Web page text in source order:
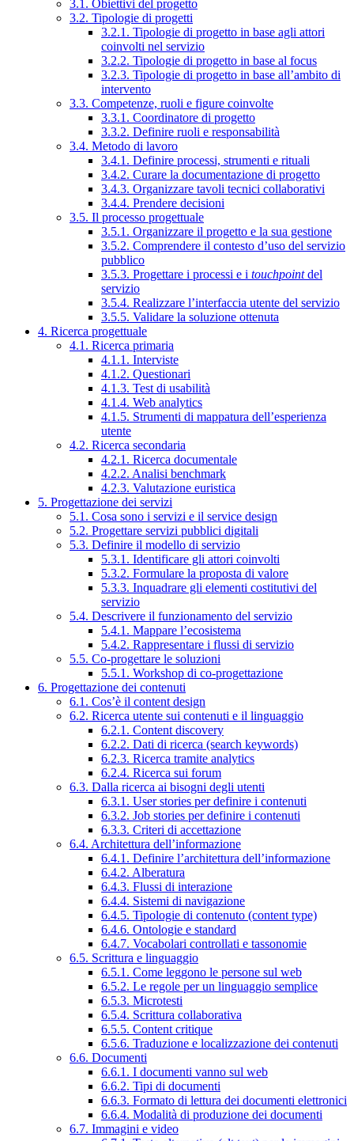
3.1. Obiettivi del progetto
3.2. Tipologie di progetti
3.2.1. Tipologie di progetto in base agli attori
coinvolti nel servizio
3.2.2. Tipologie di progetto in base al focus
3.2.3. Tipologie di progetto in base all’ambito di
intervento
3.3. Competenze, ruoli e figure coinvolte
3.3.1. Coordinatore di progetto
3.3.2. Definire ruoli e responsabilità
3.4. Metodo di lavoro
3.4.1. Definire processi, strumenti e rituali
3.4.2. Curare la documentazione di progetto
3.4.3. Organizzare tavoli tecnici collaborativi
3.4.4. Prendere decisioni
3.5. Il processo progettuale
3.5.1. Organizzare il progetto e la sua gestione
3.5.2. Comprendere il contesto d’uso del servizio
pubblico
3.5.3. Progettare i processi e i touchpointdel
servizio
3.5.4. Realizzare l’interfaccia utente del servizio
3.5.5. Validare la soluzione ottenuta
4. Ricerca progettuale
4.1. Ricerca primaria
4.1.1. Interviste
4.1.2. Questionari
4.1.3. Test di usabilità
4.1.4. Web analytics
4.1.5. Strumenti di mappatura dell’esperienza
utente
4.2. Ricerca secondaria
4.2.1. Ricerca documentale
4.2.2. Analisi benchmark
4.2.3. Valutazione euristica
5. Progettazione dei servizi
5.1. Cosa sono i servizi e il service design
5.2. Progettare servizi pubblici digitali
5.3. Definire il modello di servizio
5.3.1. Identificare gli attori coinvolti
5.3.2. Formulare la proposta di valore
5.3.3. Inquadrare gli elementi costitutivi del
servizio
5.4. Descrivere il funzionamento del servizio
5.4.1. Mappare l’ecosistema
5.4.2. Rappresentare i flussi di servizio
5.5. Co-progettare le soluzioni
5.5.1. Workshop di co-progettazione
6. Progettazione dei contenuti
6.1. Cos’è il content design
6.2. Ricerca utente sui contenuti e il linguaggio
6.2.1. Content discovery
6.2.2. Dati di ricerca (search keywords)
6.2.3. Ricerca tramite analytics
6.2.4. Ricerca sui forum
6.3. Dalla ricerca ai bisogni degli utenti
6.3.1. User stories per definire i contenuti
6.3.2. Job stories per definire i contenuti
6.3.3. Criteri di accettazione
6.4. Architettura dell’informazione
6.4.1. Definire l’architettura dell’informazione
6.4.2. Alberatura
6.4.3. Flussi di interazione
6.4.4. Sistemi di navigazione
6.4.5. Tipologie di contenuto (content type)
6.4.6. Ontologie e standard
6.4.7. Vocabolari controllati e tassonomie
6.5. Scrittura e linguaggio
6.5.1. Come leggono le persone sul web
6.5.2. Le regole per un linguaggio semplice
6.5.3. Microtesti
6.5.4. Scrittura collaborativa
6.5.5. Content critique
6.5.6. Traduzione e localizzazione dei contenuti
6.6. Documenti
6.6.1. I documenti vanno sul web
6.6.2. Tipi di documenti
6.6.3. Formato di lettura dei documenti elettronici
6.6.4. Modalità di produzione dei documenti
6.7. Immagini e video